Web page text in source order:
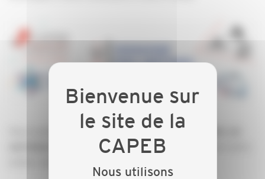
Vous souhaitez recruter
carreleur, un charpentier, un électricien
Nous utilisons